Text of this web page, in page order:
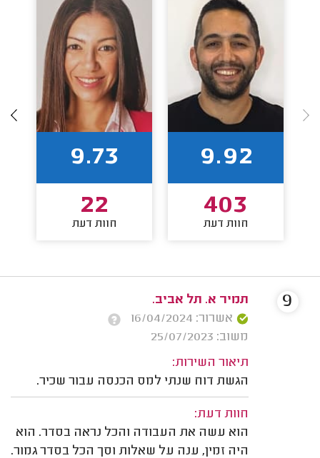
9.92
403
חוות דעת
9.73
22
חוות דעת
תמיר א. תל אביב.
אשרור: 16/04/2024
משוב: 25/07/2023
תיאור השירות:
הגשת דוח שנתי למס הכנסה עבור שכיר.
חוות דעת:
הוא עשה את העבודה והכל נראה בסדר. הוא
היה זמין, ענה על שאלות וסך הכל בסדר גמור.
9